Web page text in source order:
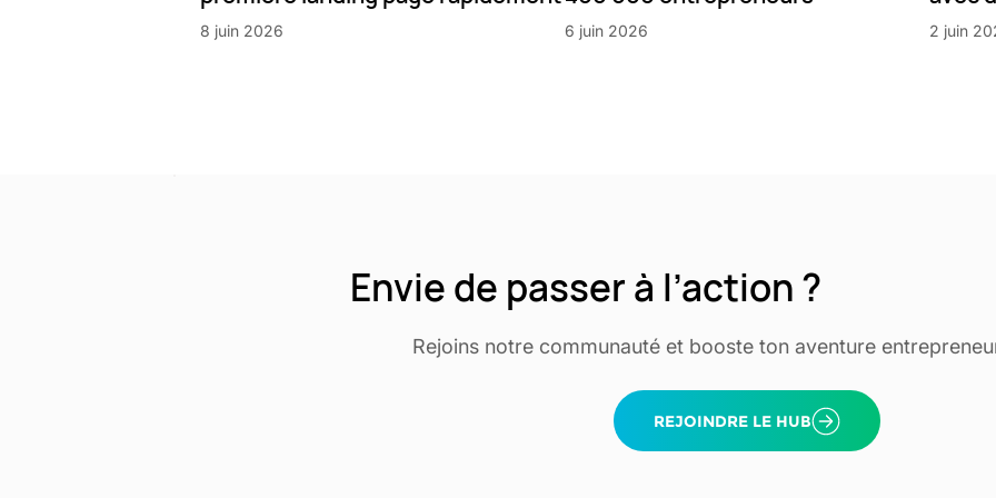
8 juin 2026 6 juin 2026 2 juin
Envie de passer à l’action ?
Rejoins notre communauté et booste ton aventure